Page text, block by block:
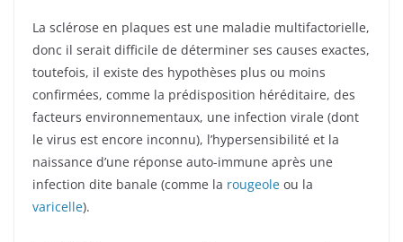
La sclérose en plaques est une maladie multifactorielle,
donc il serait difficile de déterminer ses causes exactes,
toutefois, il existe des hypothèses plus ou moins
confirmées, comme la prédisposition héréditaire, des
facteurs environnementaux, une infection virale (dont
le virus est encore inconnu), l’hypersensibilité et la
naissance d’une réponse auto-immune après une
infection dite banale (comme la rougeole ou la
varicelle).